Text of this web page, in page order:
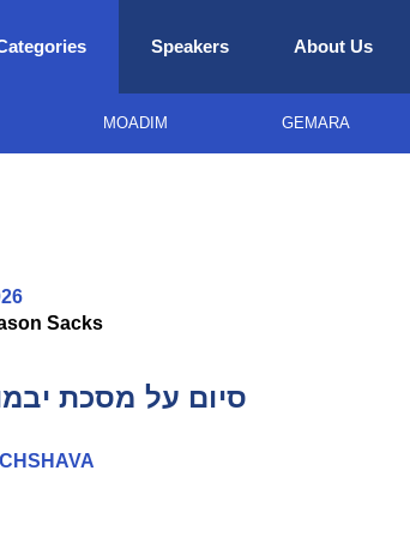
Speakers About Us
MOADIM GEMARA
Sacks
סיום על מסכת